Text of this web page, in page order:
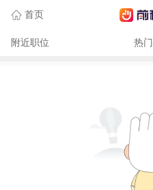
首页
附近职位 热